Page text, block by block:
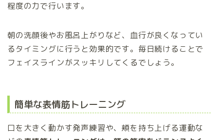
程度の力で行います。
朝の洗顔後やお風呂上がりなど、血行が良くなってい
るタイミングに行うと効果的です。毎日続けることで
フェイスラインがスッキリしてくるでしょう。
簡単な表情筋トレーニング
口を大きく動かす発声練習や、頬を持ち上げる運動な